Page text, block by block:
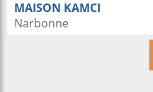
MAISON KAMCI
Narbonne